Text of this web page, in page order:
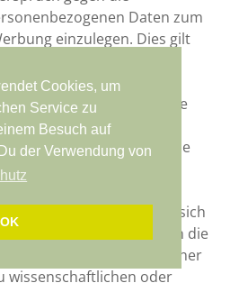
Cookies, um
Service zu
Besuch auf
der Verwendung von
OK
Daten zum
einzulegen. Dies gilt
steht.
Verarbeitung für Zwecke
werden wir die
Daten nicht mehr für diese
Recht, aus Gründen, die sich
Situation ergeben, gegen die
personenbezogener
wissenschaftlichen oder